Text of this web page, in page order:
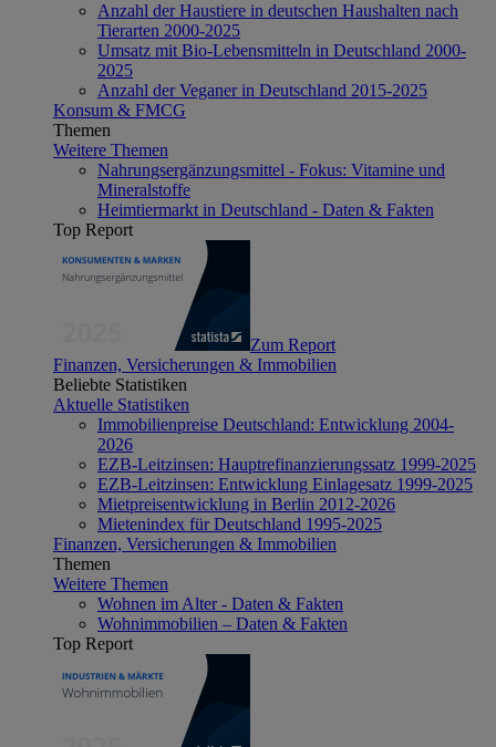
Anzahl der Haustiere in deutschen Haushalten nach
Tierarten 2000-2025
Umsatz mit Bio-Lebensmitteln in Deutschland 2000-
2025
Anzahl der Veganer in Deutschland 2015-2025
Konsum & FMCG
Themen
Weitere Themen
Nahrungsergänzungsmittel - Fokus: Vitamine und
Mineralstoffe
Heimtiermarkt in Deutschland - Daten & Fakten
Top Report
Zum Report
Finanzen, Versicherungen & Immobilien
Beliebte Statistiken
Aktuelle Statistiken
Immobilienpreise Deutschland: Entwicklung 2004-
2026
EZB-Leitzinsen: Hauptrefinanzierungssatz 1999-2025
EZB-Leitzinsen: Entwicklung Einlagesatz 1999-2025
Mietpreisentwicklung in Berlin 2012-2026
Mietenindex für Deutschland 1995-2025
Finanzen, Versicherungen & Immobilien
Themen
Weitere Themen
Wohnen im Alter - Daten & Fakten
Wohnimmobilien – Daten & Fakten
Top Report